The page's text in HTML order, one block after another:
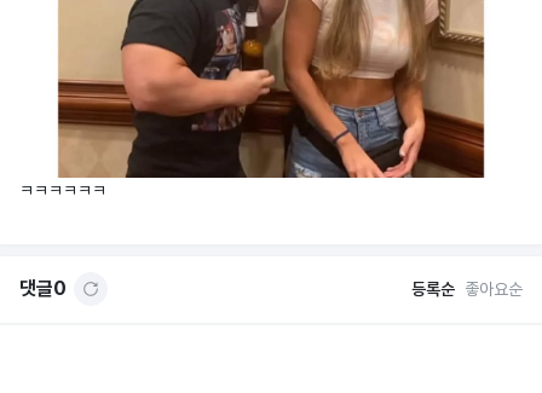
ㅋㅋㅋㅋㅋㅋ
댓글0 등록순 좋아요순